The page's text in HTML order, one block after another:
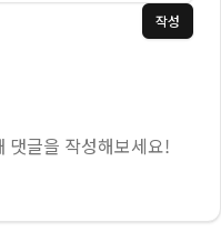
작성
댓글을 작성해보세요!